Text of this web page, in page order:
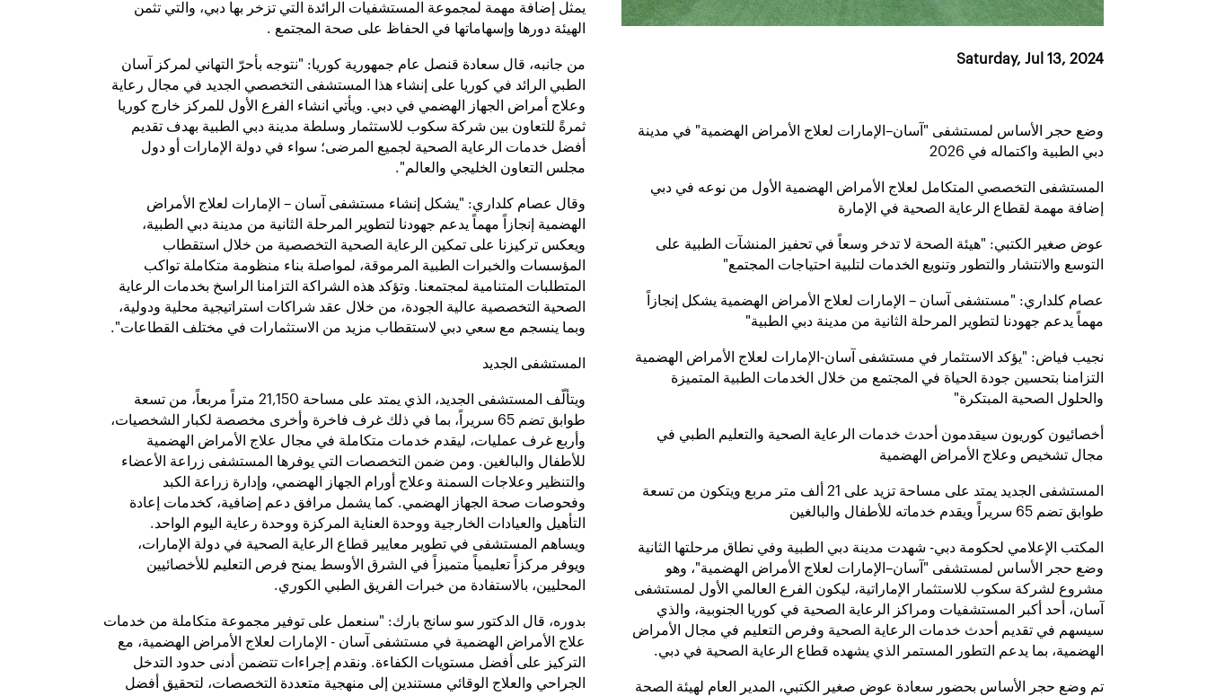
Saturday, Jul 13, 2024
وضع حجر الأساس لمستشفى "آسان–الإمارات لعلاج الأمراض الهضمية" في مدينة
دبي الطبية واكتماله في 2026
المستشفى التخصصي المتكامل لعلاج الأمراض الهضمية الأول من نوعه في دبي
إضافة مهمة لقطاع الرعاية الصحية في الإمارة
عوض صغير الكتبي: "هيئة الصحة لا تدخر وسعاً في تحفيز المنشآت الطبية على
التوسع والانتشار والتطور وتنويع الخدمات لتلبية احتياجات المجتمع"
عصام كلداري: "مستشفى آسان – الإمارات لعلاج الأمراض الهضمية يشكل إنجازاً
مهماً يدعم جهودنا لتطوير المرحلة الثانية من مدينة دبي الطبية"
نجيب فياض: "يؤكد الاستثمار في مستشفى آسان-الإمارات لعلاج الأمراض الهضمية
التزامنا بتحسين جودة الحياة في المجتمع من خلال الخدمات الطبية المتميزة
والحلول الصحية المبتكرة"
أخصائيون كوريون سيقدمون أحدث خدمات الرعاية الصحية والتعليم الطبي في
مجال تشخيص وعلاج الأمراض الهضمية
المستشفى الجديد يمتد على مساحة تزيد على 21 ألف متر مربع ويتكون من تسعة
طوابق تضم 65 سريراً ويقدم خدماته للأطفال والبالغين
المكتب الإعلامي لحكومة دبي- شهدت مدينة دبي الطبية وفي نطاق مرحلتها الثانية
وضع حجر الأساس لمستشفى "آسان–الإمارات لعلاج الأمراض الهضمية"، وهو
مشروع لشركة سكوب للاستثمار الإماراتية، ليكون الفرع العالمي الأول لمستشفى
آسان، أحد أكبر المستشفيات ومراكز الرعاية الصحية في كوريا الجنوبية، والذي
سيسهم في تقديم أحدث خدمات الرعاية الصحية وفرص التعليم في مجال الأمراض
الهضمية، بما يدعم التطور المستمر الذي يشهده قطاع الرعاية الصحية في دبي.
تم وضع حجر الأساس بحضور سعادة عوض صغير الكتبي، المدير العام لهيئة الصحة
يمثل إضافة مهمة لمجموعة المستشفيات الرائدة التي تزخر بها دبي، والتي تثمن
الهيئة دورها وإسهاماتها في الحفاظ على صحة المجتمع .
من جانبه، قال سعادة قنصل عام جمهورية كوريا: "نتوجه بأحرّ التهاني لمركز آسان
الطبي الرائد في كوريا على إنشاء هذا المستشفى التخصصي الجديد في مجال رعاية
وعلاج أمراض الجهاز الهضمي في دبي. ويأتي انشاء الفرع الأول للمركز خارج كوريا
ثمرةً للتعاون بين شركة سكوب للاستثمار وسلطة مدينة دبي الطبية بهدف تقديم
أفضل خدمات الرعاية الصحية لجميع المرضى؛ سواء في دولة الإمارات أو دول
مجلس التعاون الخليجي والعالم".
وقال عصام كلداري: "يشكل إنشاء مستشفى آسان – الإمارات لعلاج الأمراض
الهضمية إنجازاً مهماً يدعم جهودنا لتطوير المرحلة الثانية من مدينة دبي الطبية،
ويعكس تركيزنا على تمكين الرعاية الصحية التخصصية من خلال استقطاب
المؤسسات والخبرات الطبية المرموقة، لمواصلة بناء منظومة متكاملة تواكب
المتطلبات المتنامية لمجتمعنا. وتؤكد هذه الشراكة التزامنا الراسخ بخدمات الرعاية
الصحية التخصصية عالية الجودة، من خلال عقد شراكات استراتيجية محلية ودولية،
وبما ينسجم مع سعي دبي لاستقطاب مزيد من الاستثمارات في مختلف القطاعات".
المستشفى الجديد
ويتألّف المستشفى الجديد، الذي يمتد على مساحة 21,150 متراً مربعاً، من تسعة
طوابق تضم 65 سريراً، بما في ذلك غرف فاخرة وأخرى مخصصة لكبار الشخصيات،
وأربع غرف عمليات، ليقدم خدمات متكاملة في مجال علاج الأمراض الهضمية
للأطفال والبالغين. ومن ضمن التخصصات التي يوفرها المستشفى زراعة الأعضاء
والتنظير وعلاجات السمنة وعلاج أورام الجهاز الهضمي، وإدارة زراعة الكبد
وفحوصات صحة الجهاز الهضمي. كما يشمل مرافق دعم إضافية، كخدمات إعادة
التأهيل والعيادات الخارجية ووحدة العناية المركزة ووحدة رعاية اليوم الواحد.
ويساهم المستشفى في تطوير معايير قطاع الرعاية الصحية في دولة الإمارات،
ويوفر مركزاً تعليمياً متميزاً في الشرق الأوسط يمنح فرص التعليم للأخصائيين
المحليين، بالاستفادة من خبرات الفريق الطبي الكوري.
بدوره، قال الدكتور سو سانج بارك: "سنعمل على توفير مجموعة متكاملة من خدمات
علاج الأمراض الهضمية في مستشفى آسان - الإمارات لعلاج الأمراض الهضمية، مع
التركيز على أفضل مستويات الكفاءة. ونقدم إجراءات تتضمن أدنى حدود التدخل
الجراحي والعلاج الوقائي مستندين إلى منهجية متعددة التخصصات، لتحقيق أفضل